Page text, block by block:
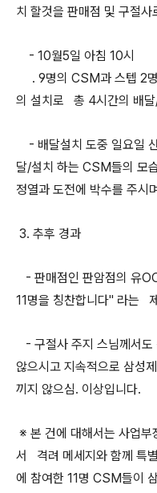
치 할것을 판매점 및 구절사
- 10월5일 아침 10시
. 9명의 CSM과 스텝 2
의 설치로 총 4시간의 배달
- 배달설치 도중 일요일
달/설치 하는 CSM들의 모
정열과 도전에 박수를 주시
3. 추후 경과
- 판매점인 판암점의 유
11명을 칭찬합니다" 라는
- 구절사 주지 스님께서도
않으시고 지속적으로 삼성
끼지 않으심. 이상입니다.
※ 본 건에 대해서는 사업부
서 격려 메세지와 함께 특
에 참여한 11명 CSM들이